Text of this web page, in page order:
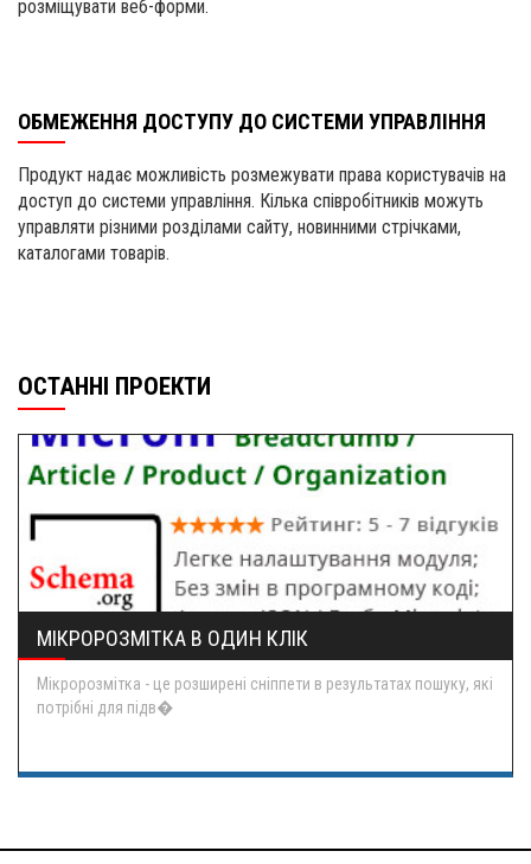
розміщувати веб-форми.
ОБМЕЖЕННЯ ДОСТУПУ ДО СИСТЕМИ УПРАВЛІННЯ
Продукт надає можливість розмежувати права користувачів на
доступ до системи управління. Кілька співробітників можуть
управляти різними розділами сайту, новинними стрічками,
каталогами товарів.
ОСТАННІ ПРОЕКТИ
МІКРОРОЗМІТКА В ОДИН КЛІК
Мікророзмітка - це розширені сніппети в результатах пошуку, які
потрібні для підв�